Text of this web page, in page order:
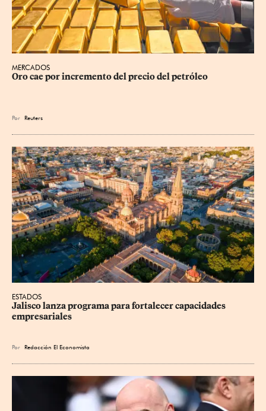
MERCADOS
Oro cae por incremento del precio del petróleo
Por Reuters
ESTADOS
Jalisco lanza programa para fortalecer capacidades
empresariales
Por Redacción El Economista